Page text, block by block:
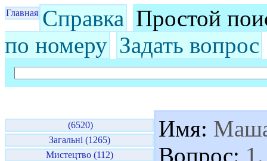
Главная Справка Простой
по номеру Задать вопрос
(6520)
Загальні (1265)
Мистецтво (112)
Имя:
Вопрос: